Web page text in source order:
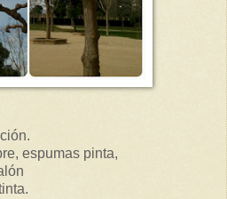
espumas pinta,